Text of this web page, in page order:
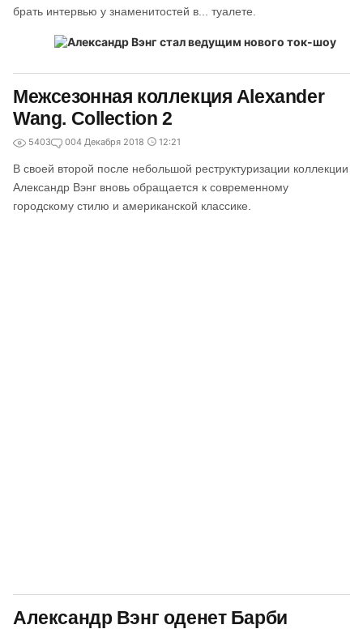
брать интервью у знаменитостей в... туалете.
Межсезонная коллекция Alexander
Wang. Collection 2
5403 004 Декабря 2018 12:21
В своей второй после небольшой реструктуризации коллекции
Александр Вэнг вновь обращается к современному
городскому стилю и американской классике.
Александр Вэнг оденет Барби